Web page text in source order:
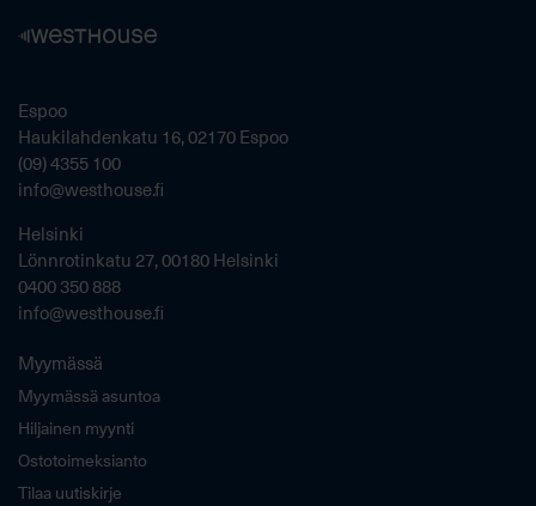
Espoo
Haukilahdenkatu 16, 02170 Espoo
(09) 4355 100
info@westhouse.fi
Helsinki
Lönnrotinkatu 27, 00180 Helsinki
0400 350 888
info@westhouse.fi
Myymässä
Myymässä asuntoa
Hiljainen myynti
Ostotoimeksianto
Tilaa uutiskirje